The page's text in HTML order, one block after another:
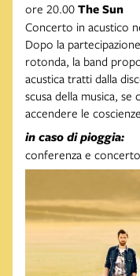
ore 20.00 The Sun
Concerto in acustico
Dopo la
rotonda, la band
acustica tratti dalla
scusa della musica,
accendere le
in caso di pioggia:
conferenza e